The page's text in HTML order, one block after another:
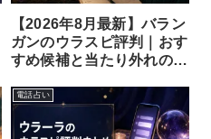
【2026年8月最新】バラン
ガンのウラスピ評判｜おす
すめ候補と当たり外れの口
電話占い